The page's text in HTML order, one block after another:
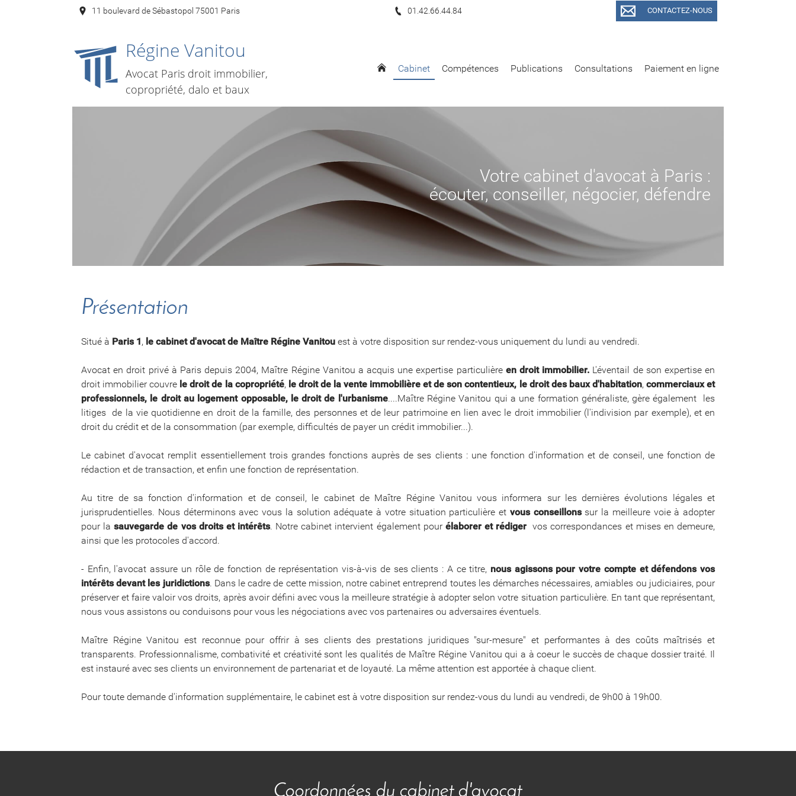
Régine Vanitou
Avocat Paris droit immobilier,
copropriété, dalo et baux
Cabinet Compétences Publications Consultations Paiement en ligne
11 boulevard de Sébastopol 75001 Paris 01.42.66.44.84 CONTACTEZ-NOUS
Votre cabinet d'avocat à Paris :
écouter, conseiller, négocier, défendre
Présentation
Situé à Paris 1, le cabinet d'avocat de Maître Régine Vanitou est à votre disposition sur rendez-vous uniquement du lundi au vendredi.
Avocat en droit privé à Paris depuis 2004, Maître Régine Vanitou a acquis une expertise particulière en droit immobilier. L'éventail de son expertise en
droit immobilier couvre le droit de la copropriété, le droit de la vente immobilière et de son contentieux, le droit des baux d'habitation, commerciaux et
professionnels, le droit au logement opposable, le droit de l'urbanisme....Maître Régine Vanitou qui a une formation généraliste, gère également les
litiges de la vie quotidienne en droit de la famille, des personnes et de leur patrimoine en lien avec le droit immobilier (l'indivision par exemple), et en
droit du crédit et de la consommation (par exemple, difficultés de payer un crédit immobilier...).
Le cabinet d'avocat remplit essentiellement trois grandes fonctions auprès de ses clients : une fonction d'information et de conseil, une fonction de
rédaction et de transaction, et enfin une fonction de représentation.
Au titre de sa fonction d'information et de conseil, le cabinet de Maître Régine Vanitou vous informera sur les dernières évolutions légales et
jurisprudentielles. Nous déterminons avec vous la solution adéquate à votre situation particulière et vous conseillonssur la meilleure voie à adopter
pour lasauvegarde de vos droits et intérêts. Notre cabinet intervient également pourélaborer et rédiger vos correspondances et mises en demeure,
ainsi que les protocoles d'accord.
- Enfin, l'avocat assure un rôle de fonction de représentation vis-à-vis de ses clients : A ce titre, nous agissons pour votre compte et défendons vos
intérêts devant les juridictions. Dans le cadre de cette mission, notre cabinet entreprend toutes les démarches nécessaires, amiables ou judiciaires, pour
préserver et faire valoir vos droits, après avoir défini avec vous la meilleure stratégie à adopter selon votre situation particulière. En tant que représentant,
nous vous assistons ou conduisons pour vous les négociations avec vos partenaires ou adversaires éventuels.
Maître Régine Vanitou est reconnue pour offrir à ses clients des prestations juridiques "sur-mesure" et performantes à des coûts maîtrisés et
transparents. Professionnalisme, combativité et créativité sont les qualités de Maître Régine Vanitou qui a à coeur le succès de chaque dossier traité. Il
est instauré avec ses clients un environnement de partenariat et de loyauté. La même attention est apportée à chaque client.
Pour toute demande d'information supplémentaire, le cabinet est à votre disposition sur rendez-vous du lundi au vendredi, de 9h00 à 19h00.
Coordonnées du cabinet d'avocat